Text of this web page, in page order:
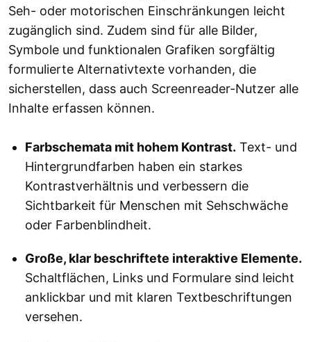
Seh- oder motorischen Einschränkungen leicht
zugänglich sind. Zudem sind für alle Bilder,
Symbole und funktionalen Grafiken sorgfältig
formulierte Alternativtexte vorhanden, die
sicherstellen, dass auch Screenreader-Nutzer alle
Inhalte erfassen können.
Farbschemata mit hohem Kontrast. Text- und
Hintergrundfarben haben ein starkes
Kontrastverhältnis und verbessern die
Sichtbarkeit für Menschen mit Sehschwäche
oder Farbenblindheit.
Große, klar beschriftete interaktive Elemente.
Schaltflächen, Links und Formulare sind leicht
anklickbar und mit klaren Textbeschriftungen
versehen.